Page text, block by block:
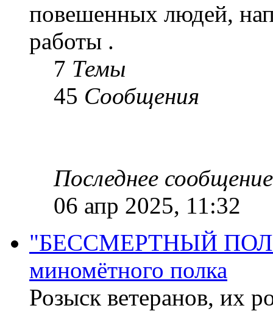
повешенных людей,
работы .
7 Темы
45 Сообщения
Последнее сообщение
06 апр 2025, 11:32
"БЕССМЕРТНЫЙ ПОЛК
миномётного полка
Розыск ветеранов, их